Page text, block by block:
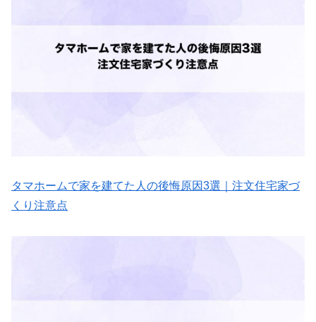
タマホームで家を建てた人の後悔原因3選｜注文住宅家づ
くり注意点